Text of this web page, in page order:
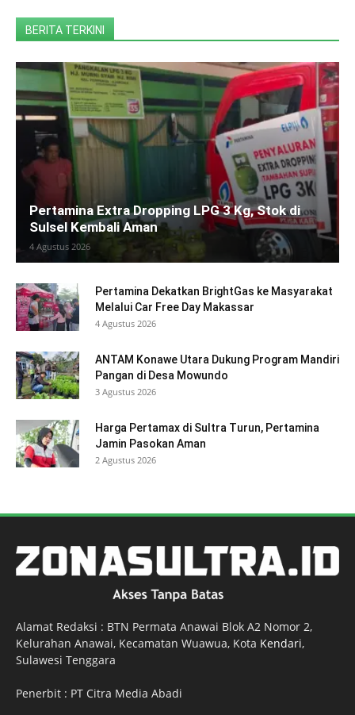
BERITA TERKINI
Pertamina Extra Dropping LPG 3 Kg, Stok di
Sulsel Kembali Aman
4 Agustus 2026
Pertamina Dekatkan BrightGas ke Masyarakat
Melalui Car Free Day Makassar
4 Agustus 2026
ANTAM Konawe Utara Dukung Program Mandiri
Pangan di Desa Mowundo
3 Agustus 2026
Harga Pertamax di Sultra Turun, Pertamina
Jamin Pasokan Aman
2 Agustus 2026
Alamat Redaksi : BTN Permata Anawai Blok A2 Nomor 2,
Kelurahan Anawai, Kecamatan Wuawua, Kota Kendari,
Sulawesi Tenggara
Penerbit : PT Citra Media Abadi